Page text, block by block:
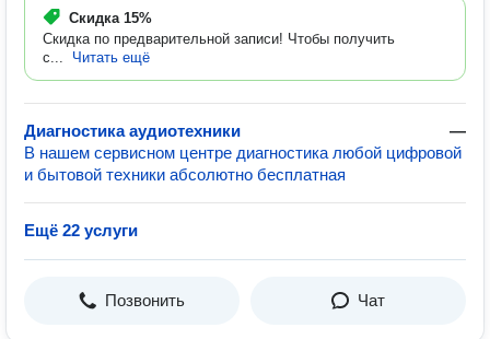
Скидка 15%
Скидка по предварительной записи! Чтобы получить
с...
Читать ещё
Диагностика аудиотехники
—
В нашем сервисном центре диагностика любой цифровой
и бытовой техники абсолютно бесплатная
Ещё 22 услуги
Позвонить Чат